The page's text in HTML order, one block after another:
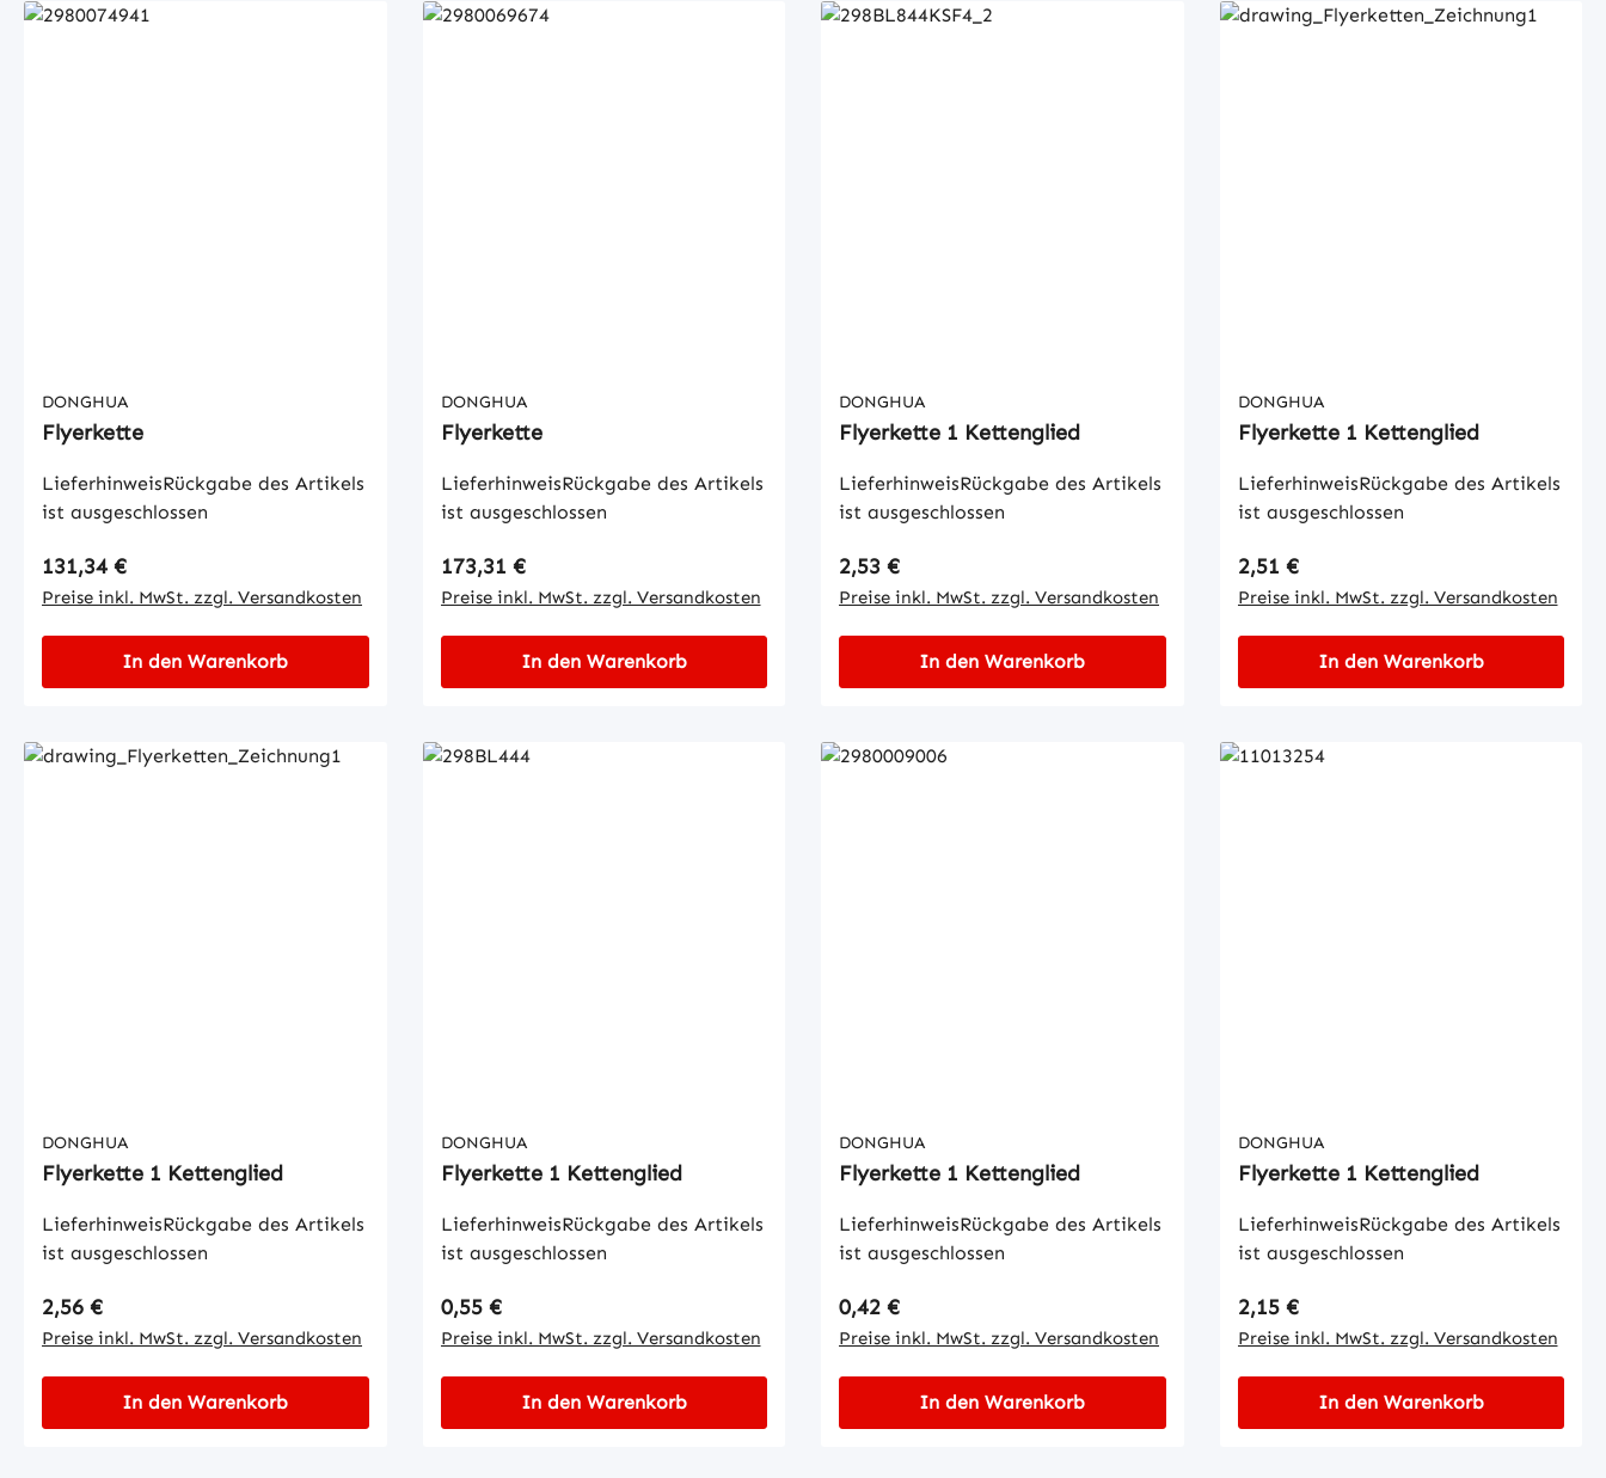
DONGHUA
Flyerkette
LieferhinweisRückgabe des Artikels
ist ausgeschlossen
Regulärer Preis:
131,34 €
Preise inkl. MwSt. zzgl. Versandkosten
In den Warenkorb
DONGHUA
Flyerkette
LieferhinweisRückgabe des Artikels
ist ausgeschlossen
Regulärer Preis:
173,31 €
Preise inkl. MwSt. zzgl. Versandkosten
In den Warenkorb
DONGHUA
Flyerkette 1 Kettenglied
LieferhinweisRückgabe des Artikels
ist ausgeschlossen
Regulärer Preis:
2,53 €
Preise inkl. MwSt. zzgl. Versandkosten
In den Warenkorb
DONGHUA
Flyerkette 1 Kettenglied
LieferhinweisRückgabe des Artikels
ist ausgeschlossen
Regulärer Preis:
2,51 €
Preise inkl. MwSt. zzgl. Versandkosten
In den Warenkorb
DONGHUA
Flyerkette 1 Kettenglied
LieferhinweisRückgabe des Artikels
ist ausgeschlossen
Regulärer Preis:
2,56 €
Preise inkl. MwSt. zzgl. Versandkosten
In den Warenkorb
DONGHUA
Flyerkette 1 Kettenglied
LieferhinweisRückgabe des Artikels
ist ausgeschlossen
Regulärer Preis:
0,55 €
Preise inkl. MwSt. zzgl. Versandkosten
In den Warenkorb
DONGHUA
Flyerkette 1 Kettenglied
LieferhinweisRückgabe des Artikels
ist ausgeschlossen
Regulärer Preis:
0,42 €
Preise inkl. MwSt. zzgl. Versandkosten
In den Warenkorb
DONGHUA
Flyerkette 1 Kettenglied
LieferhinweisRückgabe des Artikels
ist ausgeschlossen
Regulärer Preis:
2,15 €
Preise inkl. MwSt. zzgl. Versandkosten
In den Warenkorb